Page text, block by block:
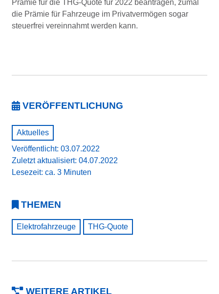
Prämie für die THG-Quote für 2022 beantragen, zumal
die Prämie für Fahrzeuge im Privatvermögen sogar
steuerfrei vereinnahmt werden kann.
VERÖFFENTLICHUNG
Aktuelles
Veröffentlicht: 03.07.2022
Zuletzt aktualisiert: 04.07.2022
Lesezeit: ca. 3 Minuten
THEMEN
Elektrofahrzeuge THG-Quote
WEITERE ARTIKEL